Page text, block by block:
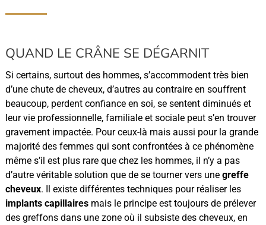
QUAND LE CRÂNE SE DÉGARNIT
Si certains, surtout des hommes, s’accommodent très bien
d’une chute de cheveux, d’autres au contraire en souffrent
beaucoup, perdent confiance en soi, se sentent diminués et
leur vie professionnelle, familiale et sociale peut s’en trouver
gravement impactée. Pour ceux-là mais aussi pour la grande
majorité des femmes qui sont confrontées à ce phénomène
même s’il est plus rare que chez les hommes, il n’y a pas
d’autre véritable solution que de se tourner vers une greffe
cheveux. Il existe différentes techniques pour réaliser les
implants capillairesmais le principe est toujours de prélever
des greffons dans une zone où il subsiste des cheveux, en